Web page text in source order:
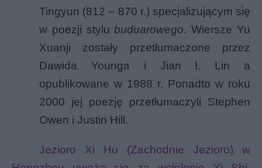
Tingyun (812 – 870 r.) specjalizującym się
w poezji stylubuduarowego. Wiersze Yu
Xuanji zostały przetłumaczone przez
Dawida Younga i Jian I. Lin a
opublikowane w 1988 r. Ponadto w roku
2000 jej poezję przetłumaczyli Stephen
Owen i Justin Hill.
Jezioro Xi Hu (Zachodnie Jezioro) w